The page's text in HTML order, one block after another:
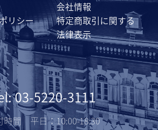
会社情報
リシー
特定商取引に関する
法律表示
03-5220-3111
時間 平日：10:00-18:30